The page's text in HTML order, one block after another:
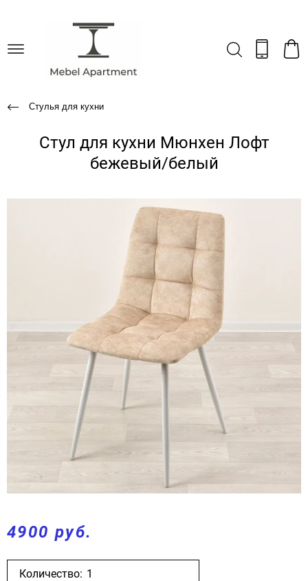
Стулья для кухни
Стул для кухни Мюнхен Лофт
бежевый/белый
4900 руб.
Количество: